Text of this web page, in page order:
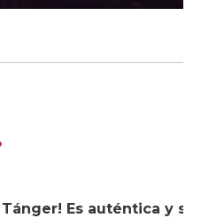
Es auténtica y